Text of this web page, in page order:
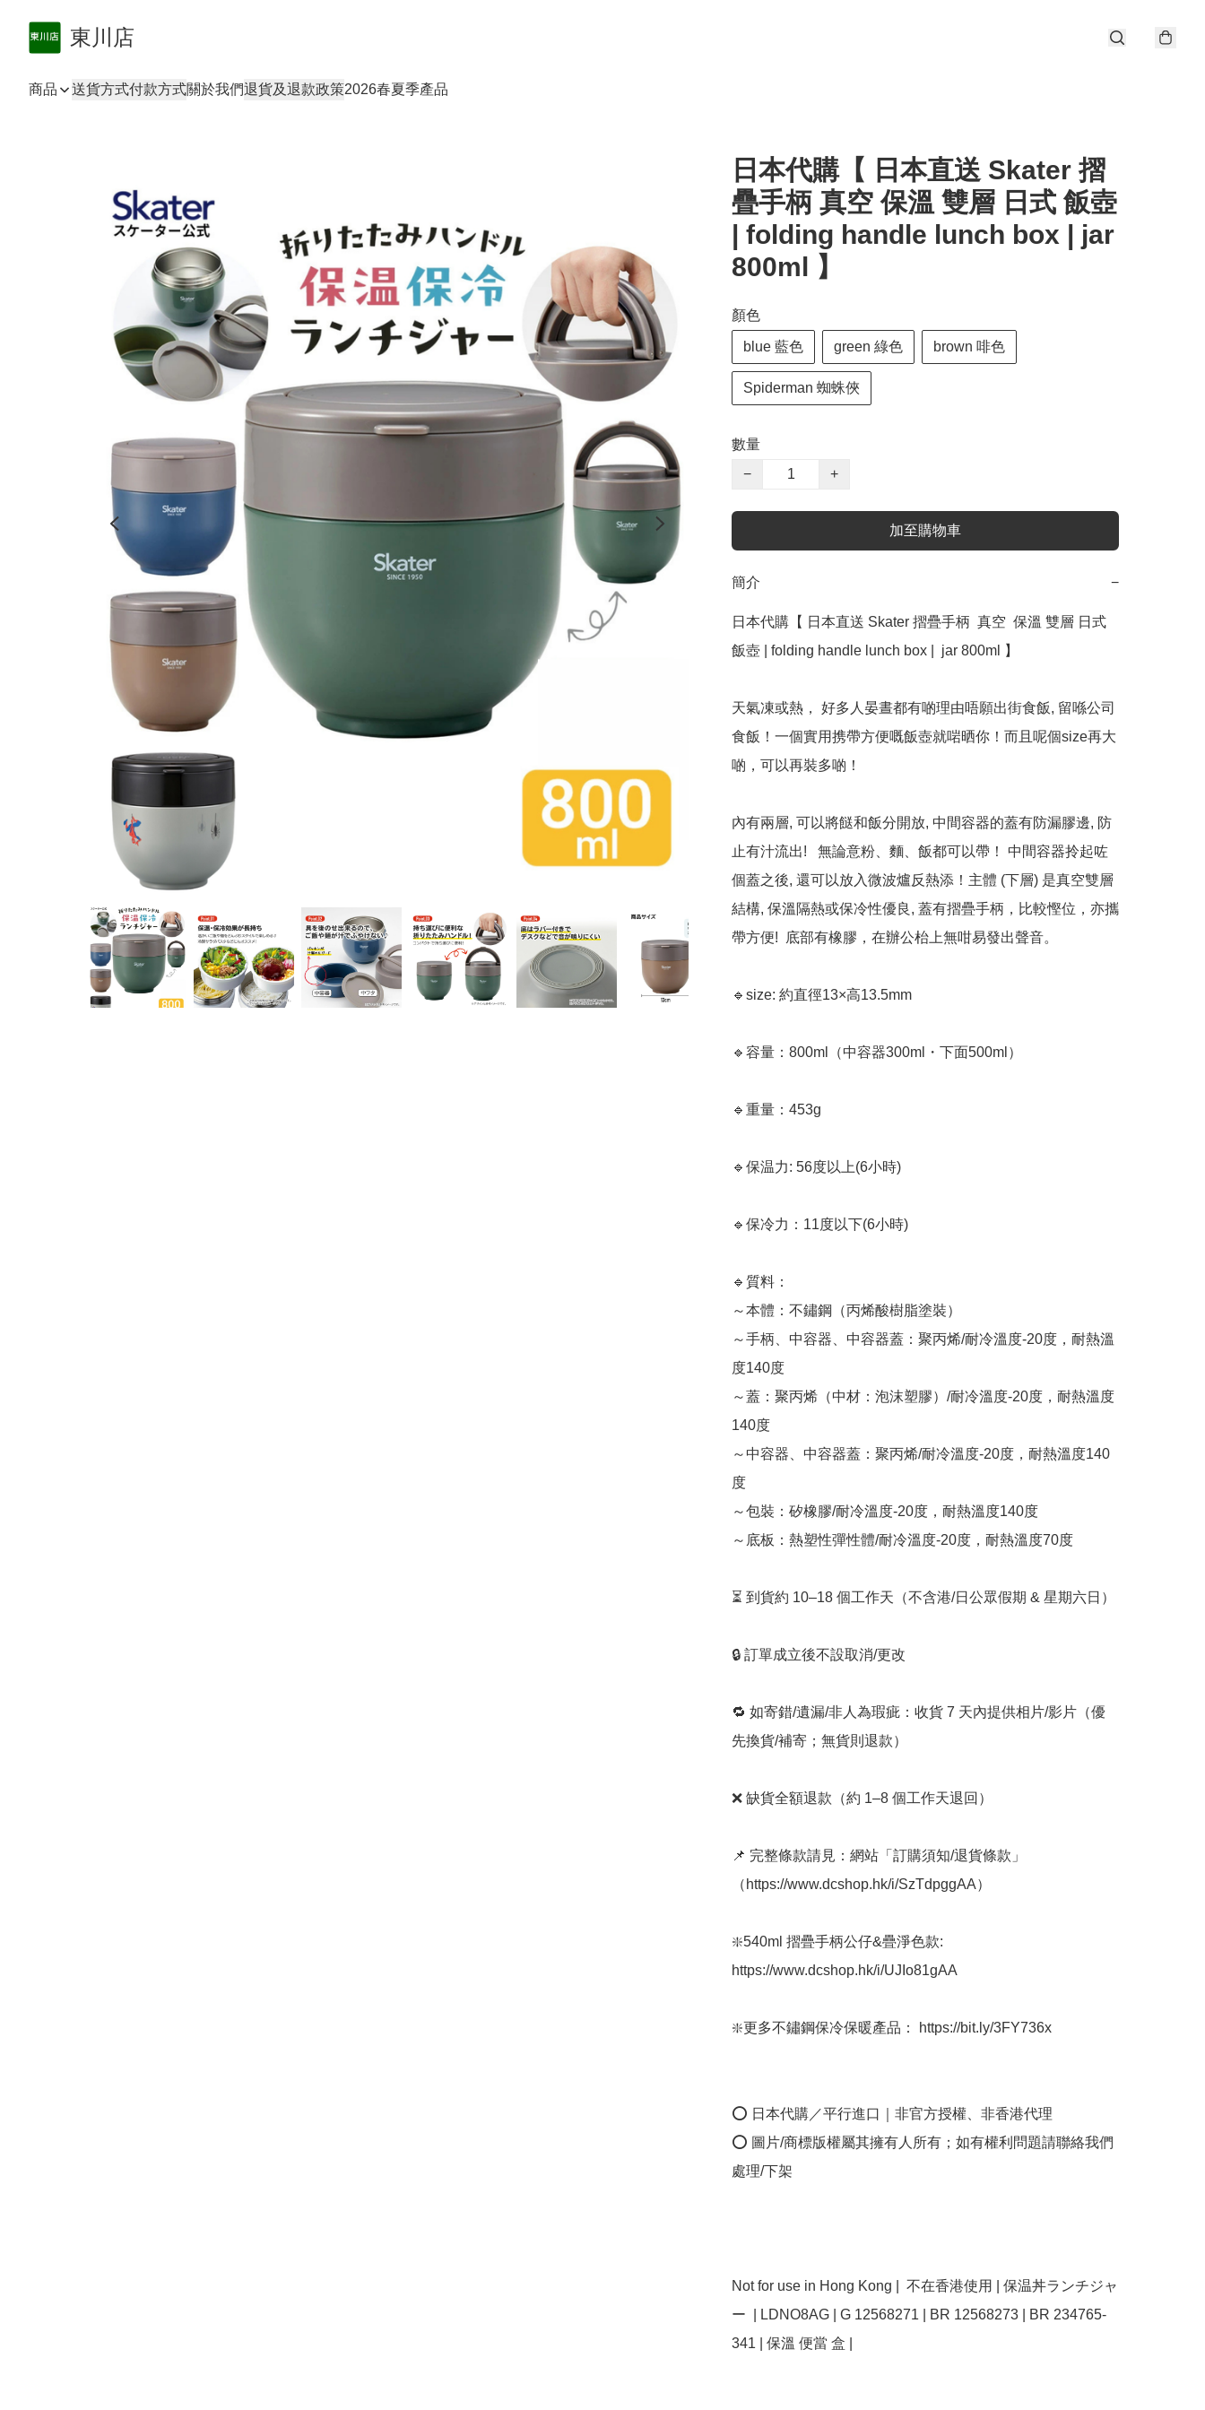
東川店
商品 送貨方式付款方式關於我們退貨及退款政策2026春夏季產品
日本代購【 日本直送 Skater 摺
疊手柄 真空 保溫 雙層 日式 飯壺
| folding handle lunch box | jar
800ml 】
顏色
blue 藍色 green 綠色 brown 啡色
Spiderman 蜘蛛俠
數量
−
+
加至購物車
簡介 −
日本代購【 日本直送 Skater 摺疊手柄  真空  保溫 雙層 日式
飯壺 | folding handle lunch box |  jar 800ml 】
天氣凍或熱， 好多人晏晝都有啲理由唔願出街食飯, 留喺公司
食飯！一個實用携帶方便嘅飯壺就啱晒你！而且呢個size再大
啲，可以再裝多啲！
內有兩層, 可以將餸和飯分開放, 中間容器的蓋有防漏膠邊, 防
止有汁流出!   無論意粉、麵、飯都可以帶！ 中間容器拎起咗
個蓋之後, 還可以放入微波爐反熱添！主體 (下層) 是真空雙層
結構, 保溫隔熱或保冷性優良, 蓋有摺疊手柄，比較慳位，亦攜
帶方便!  底部有橡膠，在辦公枱上無咁易發出聲音。
🔹size: 約直徑13×高13.5mm
🔹容量：800ml（中容器300ml・下面500ml）
🔹重量：453g
🔹保温力: 56度以上(6小時)
🔹保冷力：11度以下(6小時)
🔹質料：
～本體：不鏽鋼（丙烯酸樹脂塗裝）
～手柄、中容器、中容器蓋：聚丙烯/耐冷溫度-20度，耐熱溫
度140度
～蓋：聚丙烯（中材：泡沫塑膠）/耐冷溫度-20度，耐熱溫度
140度
～中容器、中容器蓋：聚丙烯/耐冷溫度-20度，耐熱溫度140
度
～包裝：矽橡膠/耐冷溫度-20度，耐熱溫度140度
～底板：熱塑性彈性體/耐冷溫度-20度，耐熱溫度70度
⏳ 到貨約 10–18 個工作天（不含港/日公眾假期 & 星期六日）
🔒 訂單成立後不設取消/更改
🔁 如寄錯/遺漏/非人為瑕疵：收貨 7 天內提供相片/影片（優
先換貨/補寄；無貨則退款）
❌ 缺貨全額退款（約 1–8 個工作天退回）
📌 完整條款請見：網站「訂購須知/退貨條款」
（https://www.dcshop.hk/i/SzTdpggAA）  ﻿
❇️540ml 摺疊手柄公仔&疊淨色款:
https://www.dcshop.hk/i/UJIo81gAA
❇️更多不鏽鋼保冷保暖產品： https://bit.ly/3FY736x
⭕ 日本代購／平行進口｜非官方授權、非香港代理
⭕ 圖片/商標版權屬其擁有人所有；如有權利問題請聯絡我們
處理/下架
Not for use in Hong Kong |  不在香港使用 | 保温丼ランチジャ
ー  | LDNO8AG | G 12568271 | BR 12568273 | BR 234765-
341 | 保溫 便當 盒 |